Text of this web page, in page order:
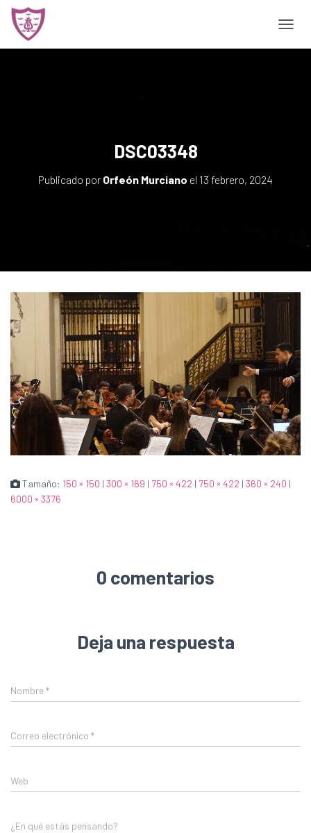
DSC03348
Publicado por Orfeón Murciano el 13 febrero, 2024
Tamaño: 150 × 150 | 300 × 169 | 750 × 422 | 750 × 422 | 360 × 240 |
6000 × 3376
0 comentarios
Deja una respuesta
Nombre*
Correo electrónico *
Web
¿En qué estás pensando?